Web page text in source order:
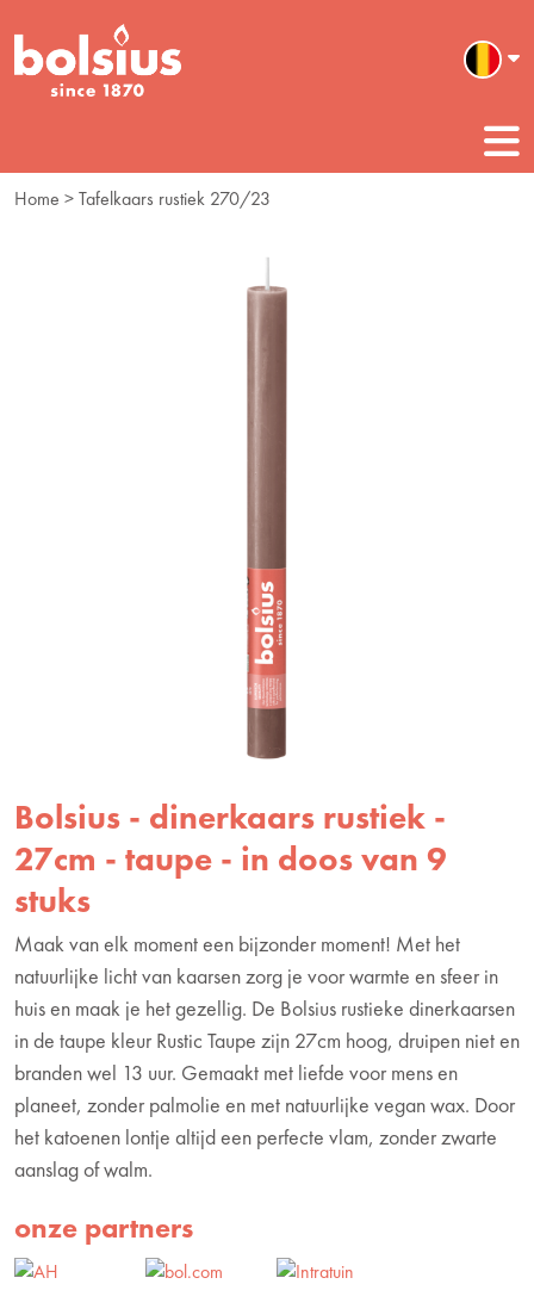
Home > Tafelkaars rustiek 270/23
Bolsius - dinerkaars rustiek -
27cm - taupe - in doos van 9
stuks
Maak van elk moment een bijzonder moment! Met het
natuurlijke licht van kaarsen zorg je voor warmte en sfeer in
huis en maak je het gezellig. De Bolsius rustieke dinerkaarsen
in de taupe kleur Rustic Taupe zijn 27cm hoog, druipen niet en
branden wel 13 uur. Gemaakt met liefde voor mens en
planeet, zonder palmolie en met natuurlijke vegan wax. Door
het katoenen lontje altijd een perfecte vlam, zonder zwarte
aanslag of walm.
onze partners